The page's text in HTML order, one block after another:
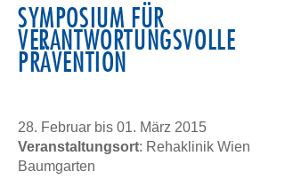
SYMPOSIUM FÜR
VERANTWORTUNGSVOLLE
PRÄVENTION
28. Februar bis 01. März 2015
Veranstaltungsort: Rehaklinik Wien
Baumgarten